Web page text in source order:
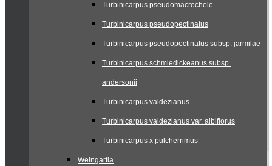
Turbinicarpus pseudomacrochele
Turbinicarpus pseudopectinatus
Turbinicarpus pseudopectinatus subsp. jarmilae
Turbinicarpus schmiedickeanus subsp.
andersonii
Turbinicarpus valdezianus
Turbinicarpus valdezianus var. albiflorus
Turbinicarpus x pulcherrimus
Weingartia